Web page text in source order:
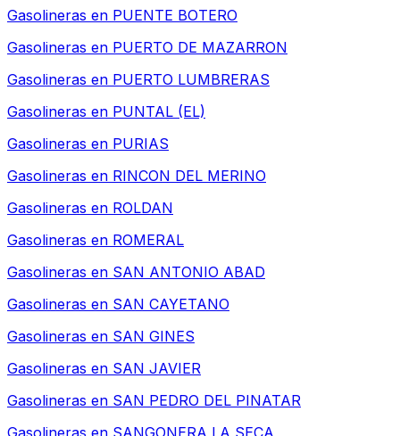
Gasolineras en PUENTE BOTERO
Gasolineras en PUERTO DE MAZARRON
Gasolineras en PUERTO LUMBRERAS
Gasolineras en PUNTAL (EL)
Gasolineras en PURIAS
Gasolineras en RINCON DEL MERINO
Gasolineras en ROLDAN
Gasolineras en ROMERAL
Gasolineras en SAN ANTONIO ABAD
Gasolineras en SAN CAYETANO
Gasolineras en SAN GINES
Gasolineras en SAN JAVIER
Gasolineras en SAN PEDRO DEL PINATAR